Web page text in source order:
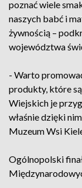
poznać wiele
naszych babć i
żywnością –
województwa
- Warto
produkty, które
Wiejskich je
właśnie dzięki
Muzeum Wsi
Ogólnopolski